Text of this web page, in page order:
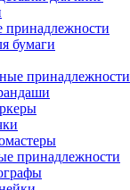
бумаги
принадлежности
принадлежности